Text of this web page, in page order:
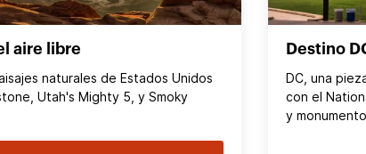
aire libre
naturales de Estados Unidos
Utah's Mighty 5, y Smoky
Destino
DC, una
con el
y